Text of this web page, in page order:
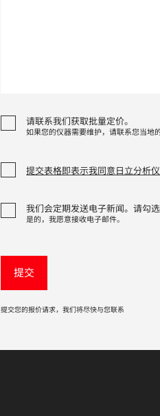
请联系我们获取批量定价。
如果您的仪器需要维护，请联系您当地
提交表格即表示我同意日立分析
我们会定期发送电子新闻。请勾
是的，我愿意接收电子邮件。
提交您的报价请求，我们将尽快与您联系